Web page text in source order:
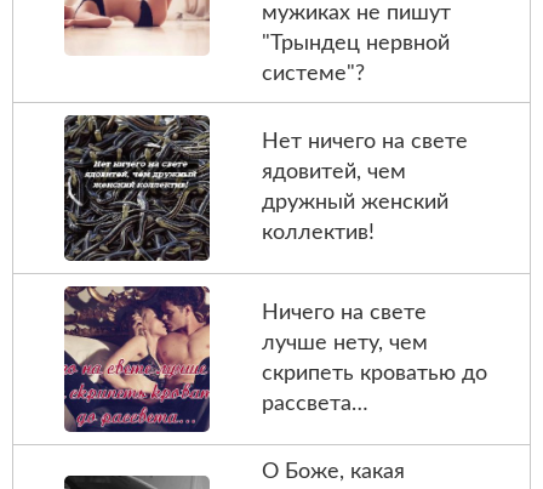
мужиках не пишут
"Трындец нервной
системе"?
Нет ничего на свете
ядовитей, чем
дружный женский
коллектив!
Ничего на свете
лучше нету, чем
скрипеть кроватью до
рассвета…
О Боже, какая